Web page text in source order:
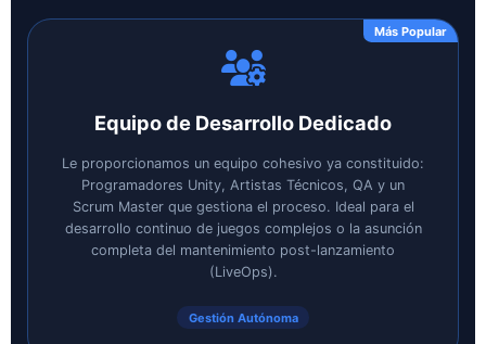
Más Popular
Equipo de Desarrollo Dedicado
Le proporcionamos un equipo cohesivo ya constituido:
Programadores Unity, Artistas Técnicos, QA y un
Scrum Master que gestiona el proceso. Ideal para el
desarrollo continuo de juegos complejos o la asunción
completa del mantenimiento post-lanzamiento
(LiveOps).
Gestión Autónoma